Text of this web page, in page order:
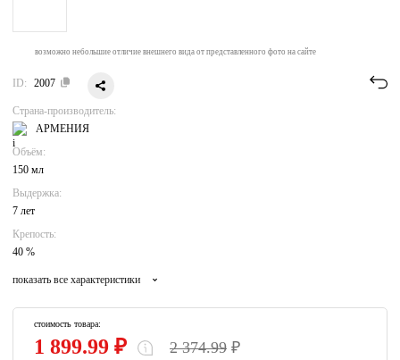
возможно небольшие отличие внешнего вида от представленного фото на сайте
ID: 2007
Страна-производитель:
АРМЕНИЯ
Объём:
150 мл
Выдержка:
7 лет
Крепость:
40 %
показать все характеристики
стоимость товара:
1 899.99 ₽ 2 374.99 ₽